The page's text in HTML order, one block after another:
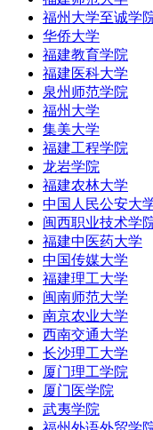
福州大学至诚学
华侨大学
福建教育学院
福建医科大学
泉州师范学院
福州大学
集美大学
福建工程学院
龙岩学院
福建农林大学
中国人民公安大
闽西职业技术学
福建中医药大学
中国传媒大学
福建理工大学
闽南师范大学
南京农业大学
西南交通大学
长沙理工大学
厦门理工学院
厦门医学院
武夷学院